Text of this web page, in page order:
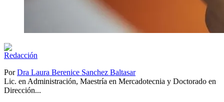
PorDra Laura Berenice Sanchez Baltasar
Lic. en Administración, Maestría en Mercadotecnia y Doctorado en
Dirección...